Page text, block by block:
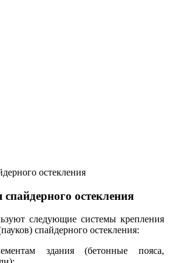
остекления
остекления
следующие системы крепления
спайдерного остекления:
здания (бетонные пояса,